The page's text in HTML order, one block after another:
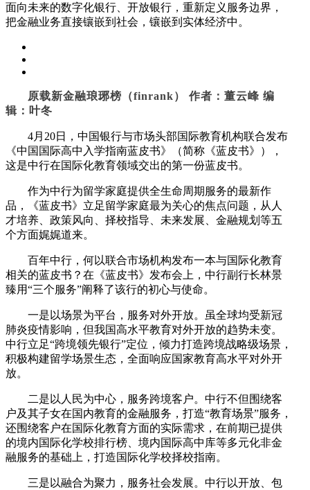
面向未来的数字化银行、开放银行，重新定义服务边界，
把金融业务直接镶嵌到社会，镶嵌到实体经济中。
原载新金融琅琊榜（finrank） 作者：董云峰 编
辑：叶冬
4月20日，中国银行与市场头部国际教育机构联合发布
《中国国际高中入学指南蓝皮书》（简称《蓝皮书》），
这是中行在国际化教育领域交出的第一份蓝皮书。
作为中行为留学家庭提供全生命周期服务的最新作
品，《蓝皮书》立足留学家庭最为关心的焦点问题，从人
才培养、政策风向、择校指导、未来发展、金融规划等五
个方面娓娓道来。
百年中行，何以联合市场机构发布一本与国际化教育
相关的蓝皮书？在《蓝皮书》发布会上，中行副行长林景
臻用“三个服务”阐释了该行的初心与使命。
一是以场景为平台，服务对外开放。虽全球均受新冠
肺炎疫情影响，但我国高水平教育对外开放的趋势未变。
中行立足“跨境领先银行”定位，倾力打造跨境战略级场景，
积极构建留学场景生态，全面响应国家教育高水平对外开
放。
二是以人民为中心，服务跨境客户。中行不但围绕客
户及其子女在国内教育的金融服务，打造“教育场景”服务，
还围绕客户在国际化教育方面的实际需求，在前期已提供
的境内国际化学校排行榜、境内国际高中库等多元化非金
融服务的基础上，打造国际化学校择校指南。
三是以融合为聚力，服务社会发展。中行以开放、包